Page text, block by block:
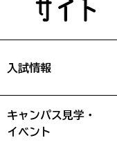
入試情報
キャンパス見学・
イベント